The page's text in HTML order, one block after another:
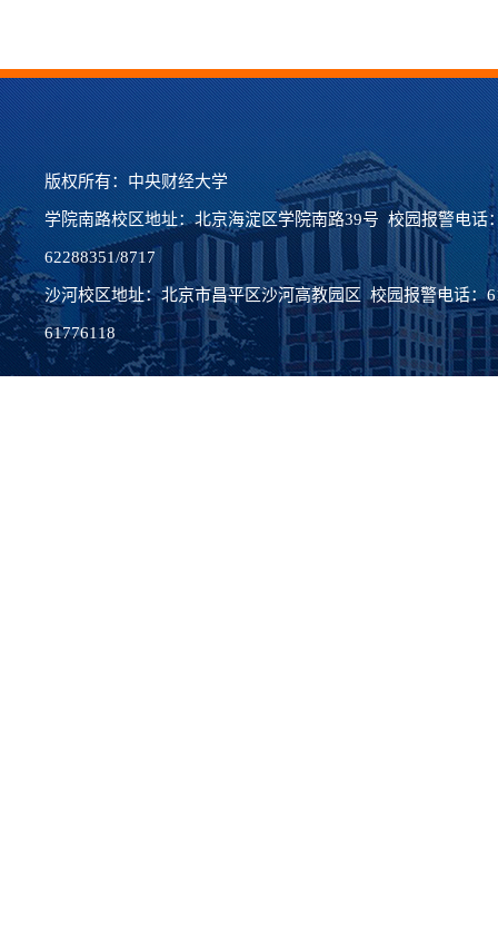
版权所有：中央财经大学
学院南路校区地址：北京海淀区学院南路39号 校园报警电话
62288351/8717
沙河校区地址：北京市昌平区沙河高教园区 校园报警电话：
61776118